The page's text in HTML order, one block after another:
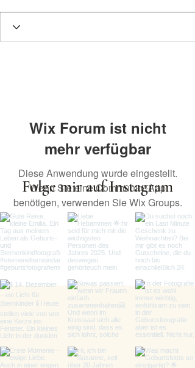
Wix Forum ist nicht
mehr verfügbar
Diese Anwendung wurde eingestellt.
Wenn Sie eine Community-App
benötigen, verwenden Sie Wix Groups.
Folge mir auf Instagram